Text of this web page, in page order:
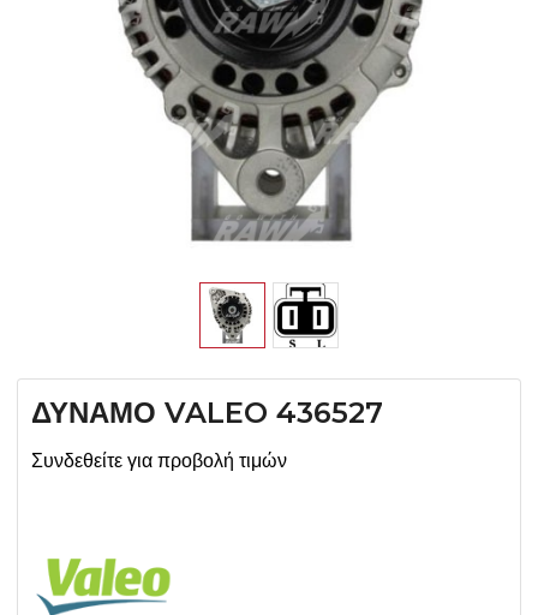
ΔΥΝΑΜΟ VALEO 436527
Συνδεθείτε για προβολή τιμών